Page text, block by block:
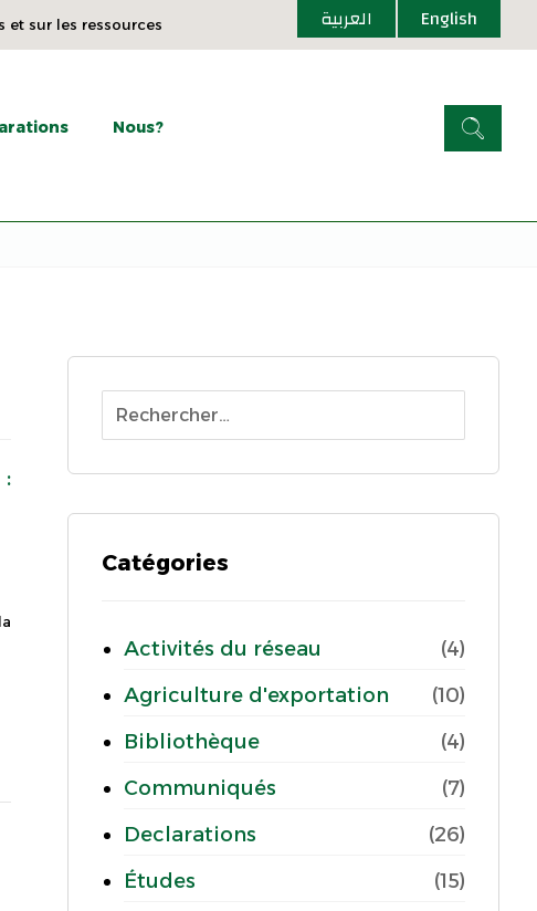
et sur les ressources English العربية
Nous?
Catégories
Activités du réseau
(4)
Agriculture d'exportation
(10)
Bibliothèque
(4)
Communiqués
(7)
Declarations
(26)
Études
(15)